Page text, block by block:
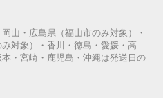
山・広島県（福山市のみ対象）・
対象）・香川・徳島・愛媛・高
・宮崎・鹿児島・沖縄は発送日の